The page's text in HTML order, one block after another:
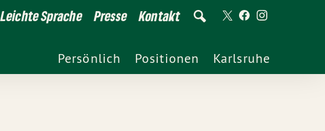
Leichte Sprache Presse Kontakt
Persönlich Positionen Karlsruhe